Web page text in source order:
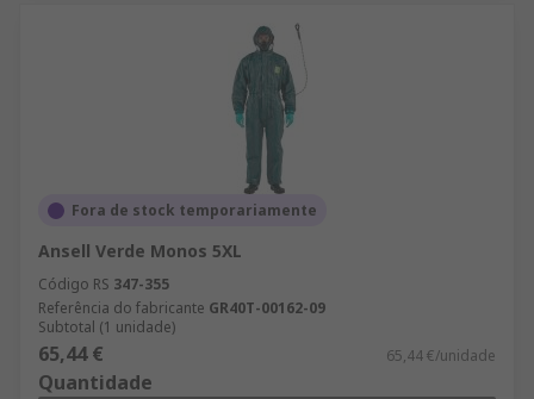
Fora de stock temporariamente
Ansell Verde Monos 5XL
Código RS 347-355
Referência do fabricante GR40T-00162-09
Subtotal (1 unidade)
65,44 € 65,44 €/unidade
Quantidade